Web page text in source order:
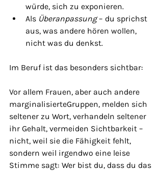
würde, sich zu exponieren.
Als Überanpassung – du sprichst
aus, was andere hören wollen,
nicht was du denkst.
Im Beruf ist das besonders sichtbar:
Vor allem Frauen, aber auch andere
marginalisierteGruppen, melden sich
seltener zu Wort, verhandeln seltener
ihr Gehalt, vermeiden Sichtbarkeit –
nicht, weil sie die Fähigkeit fehlt,
sondern weil irgendwo eine leise
Stimme sagt: Wer bist du, dass du das